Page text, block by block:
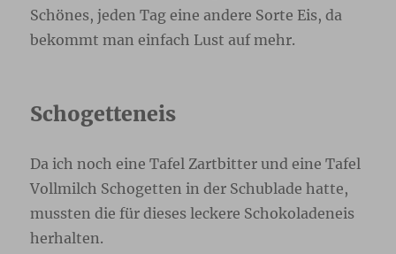
Schönes, jeden Tag eine andere Sorte Eis, da
bekommt man einfach Lust auf mehr.
Schogetteneis
Da ich noch eine Tafel Zartbitter und eine Tafel
Vollmilch Schogetten in der Schublade hatte,
mussten die für dieses leckere Schokoladeneis
herhalten.